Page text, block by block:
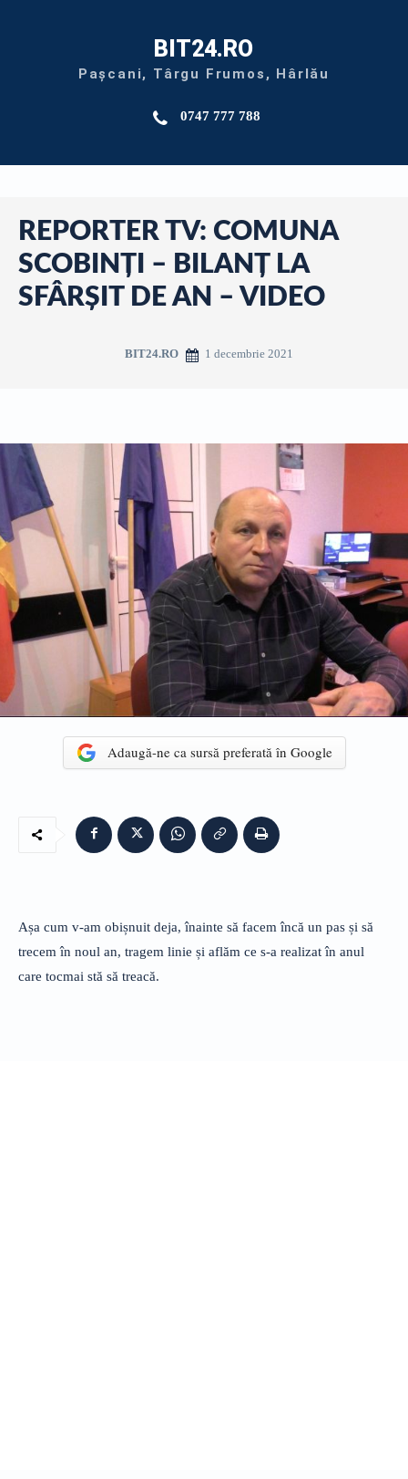
BIT24.RO
Pașcani, Târgu Frumos, Hârlău
0747 777 788
REPORTER TV: COMUNA
SCOBINȚI – BILANȚ LA
SFÂRȘIT DE AN – VIDEO
BIT24.RO 1 decembrie 2021
Adaugă-ne ca sursă preferată în Google
Așa cum v-am obișnuit deja, înainte să facem încă un pas și să
trecem în noul an, tragem linie și aflăm ce s-a realizat în anul
care tocmai stă să treacă.